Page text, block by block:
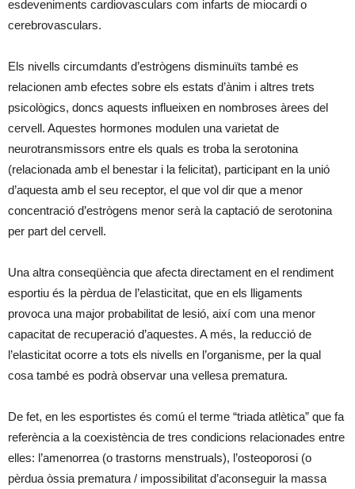
esdeveniments cardiovasculars com infarts de miocardi o
cerebrovasculars.
Els nivells circumdants d’estrògens disminuïts també es
relacionen amb efectes sobre els estats d’ànim i altres trets
psicològics, doncs aquests influeixen en nombroses àrees del
cervell. Aquestes hormones modulen una varietat de
neurotransmissors entre els quals es troba la serotonina
(relacionada amb el benestar i la felicitat), participant en la unió
d’aquesta amb el seu receptor, el que vol dir que a menor
concentració d’estrògens menor serà la captació de serotonina
per part del cervell.
Una altra conseqüència que afecta directament en el rendiment
esportiu és la pèrdua de l’elasticitat, que en els lligaments
provoca una major probabilitat de lesió, així com una menor
capacitat de recuperació d’aquestes. A més, la reducció de
l’elasticitat ocorre a tots els nivells en l’organisme, per la qual
cosa també es podrà observar una vellesa prematura.
De fet, en les esportistes és comú el terme “triada atlètica” que fa
referència a la coexistència de tres condicions relacionades entre
elles: l’amenorrea (o trastorns menstruals), l’osteoporosi (o
pèrdua òssia prematura / impossibilitat d’aconseguir la massa